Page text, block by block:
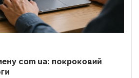
com ua: покроковий